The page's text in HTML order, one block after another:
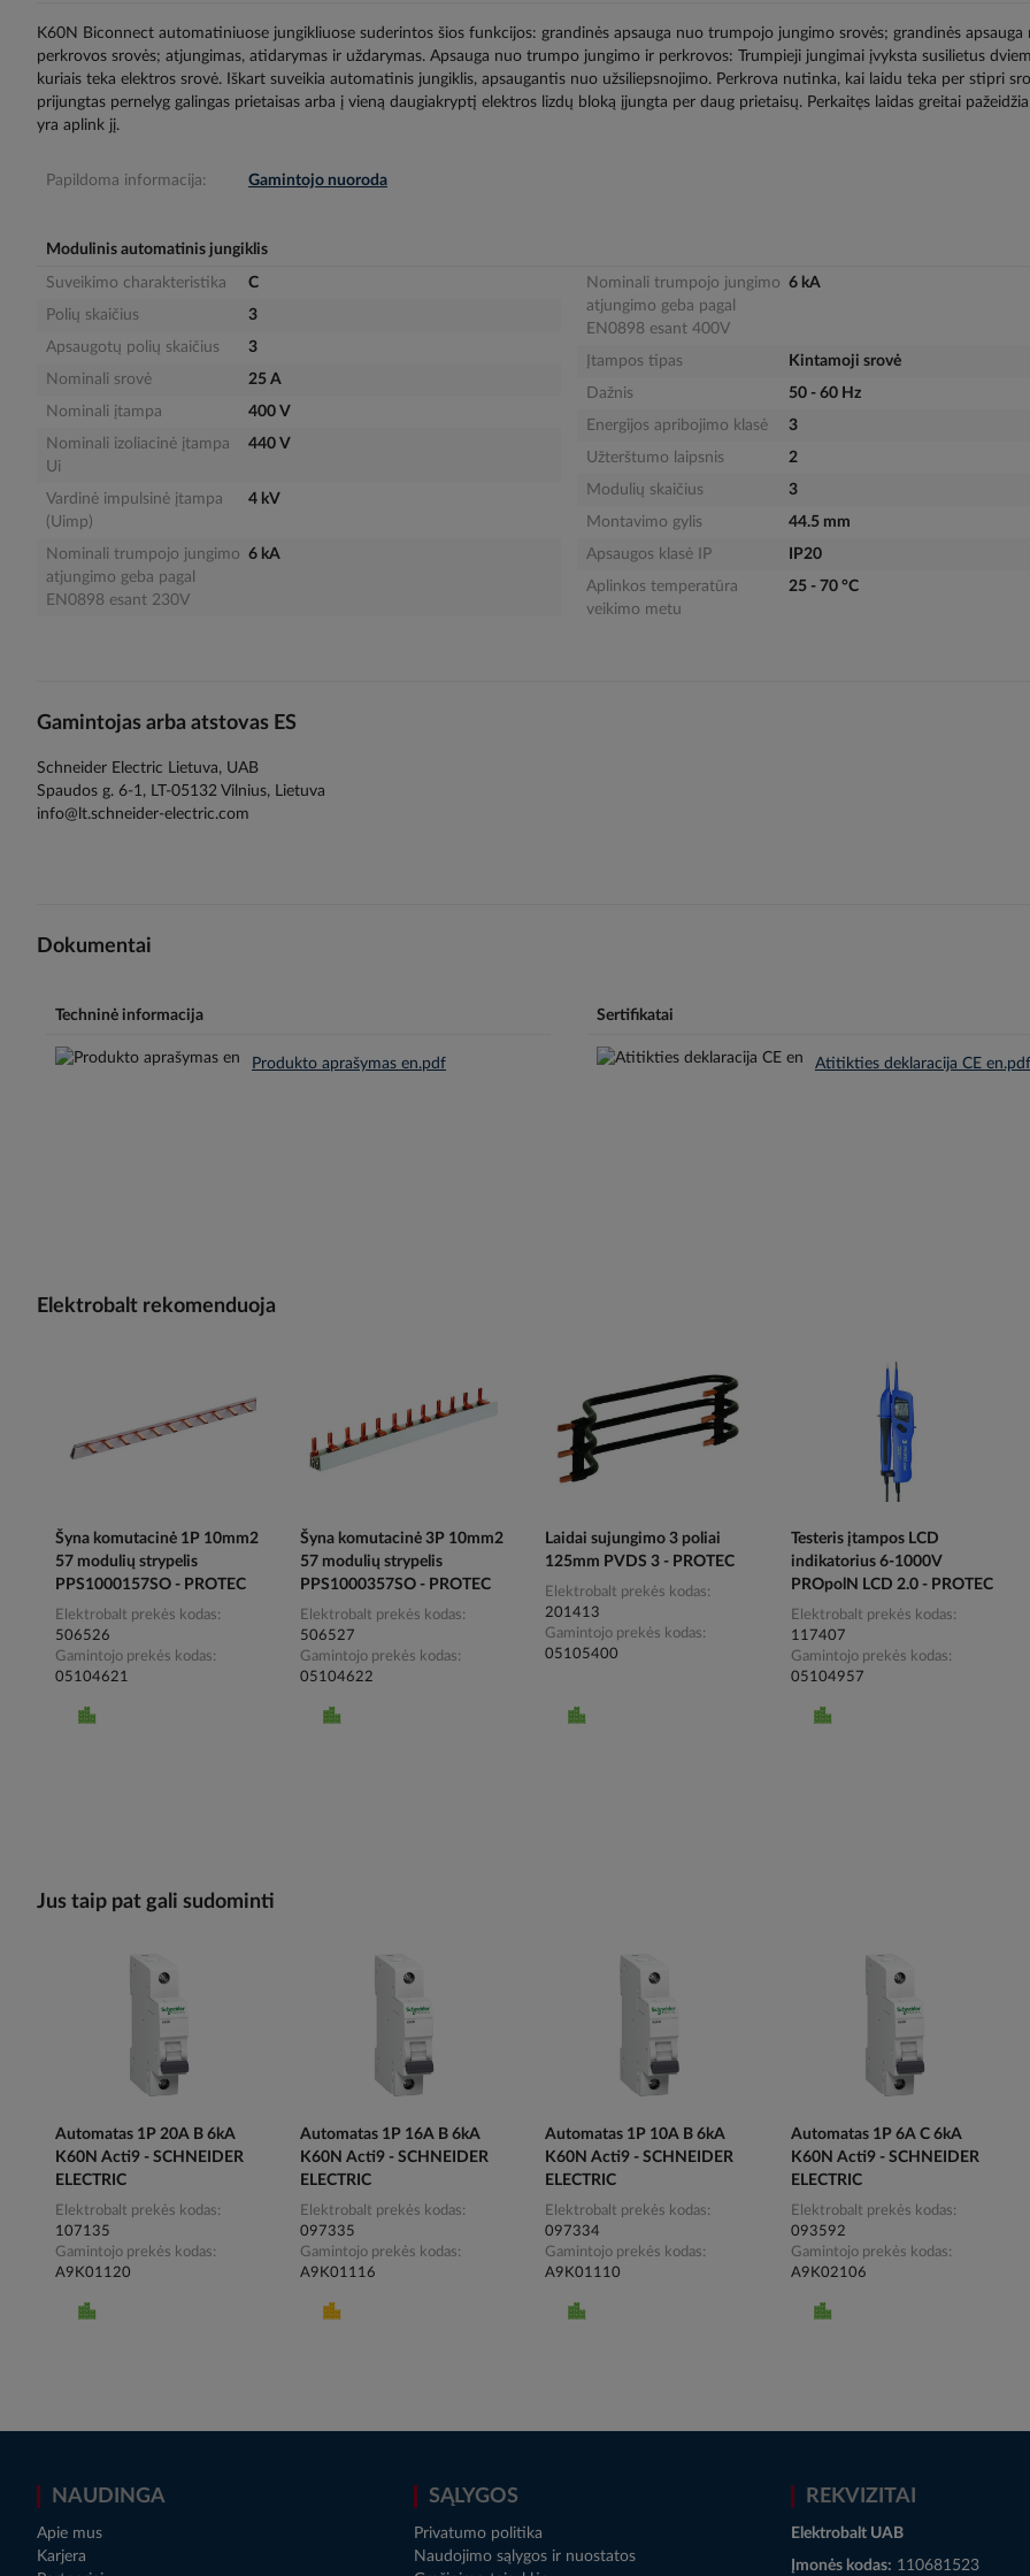
K60N Biconnect automatiniuose jungikliuose suderintos šios funkcijos: grandinės apsauga nuo trumpojo jungimo srovės; grandinės apsauga
perkrovos srovės; atjungimas, atidarymas ir uždarymas. Apsauga nuo trumpo jungimo ir perkrovos: Trumpieji jungimai įvyksta susilietus
kuriais teka elektros srovė. Iškart suveikia automatinis jungiklis, apsaugantis nuo užsiliepsnojimo. Perkrova nutinka, kai laidu teka per stipri
prijungtas pernelyg galingas prietaisas arba į vieną daugiakryptį elektros lizdų bloką įjungta per daug prietaisų. Perkaitęs laidas greitai
yra aplink jį.
Papildoma informacija: Gamintojo nuoroda
Modulinis automatinis jungiklis
Suveikimo charakteristika
C
Polių skaičius
3
Apsaugotų polių skaičius
3
Nominali srovė
25 A
Nominali įtampa
400 V
Nominali izoliacinė įtampa
Ui
440 V
Vardinė impulsinė įtampa
(Uimp)
4 kV
Nominali trumpojo jungimo
atjungimo geba pagal
EN0898 esant 230V
6 kA
Nominali trumpojo jungimo
atjungimo geba pagal
EN0898 esant 400V
6 kA
Įtampos tipas
Kintamoji srovė
Dažnis
50 - 60 Hz
Energijos apribojimo klasė
3
Užterštumo laipsnis
2
Modulių skaičius
3
Montavimo gylis
44.5 mm
Apsaugos klasė IP
IP20
Aplinkos temperatūra
veikimo metu
25 - 70 °C
Gamintojas arba atstovas ES
Schneider Electric Lietuva, UAB
Spaudos g. 6-1, LT-05132 Vilnius, Lietuva
info@lt.schneider-electric.com
Dokumentai
Techninė informacija
Produkto aprašymas en.pdf
Sertifikatai
Atitikties deklaracija CE en.pdf
Elektrobalt rekomenduoja
Šyna komutacinė 1P 10mm2
57 modulių strypelis
PPS1000157SO - PROTEC
Elektrobalt prekės kodas
506526
Gamintojo prekės kodas
05104621
Šyna komutacinė 3P 10mm2
57 modulių strypelis
PPS1000357SO - PROTEC
Elektrobalt prekės kodas
506527
Gamintojo prekės kodas
05104622
Laidai sujungimo 3 poliai
125mm PVDS 3 - PROTEC
Elektrobalt prekės kodas
201413
Gamintojo prekės kodas
05105400
Testeris įtampos LCD
indikatorius 6-1000V
PROpolN LCD 2.0 - PROTEC
Elektrobalt prekės kodas
117407
Gamintojo prekės kodas
05104957
Jus taip pat gali sudominti
Automatas 1P 20A B 6kA
K60N Acti9 - SCHNEIDER
ELECTRIC
Elektrobalt prekės kodas
107135
Gamintojo prekės kodas
A9K01120
Automatas 1P 16A B 6kA
K60N Acti9 - SCHNEIDER
ELECTRIC
Elektrobalt prekės kodas
097335
Gamintojo prekės kodas
A9K01116
Automatas 1P 10A B 6kA
K60N Acti9 - SCHNEIDER
ELECTRIC
Elektrobalt prekės kodas
097334
Gamintojo prekės kodas
A9K01110
Automatas 1P 6A C 6kA
K60N Acti9 - SCHNEIDER
ELECTRIC
Elektrobalt prekės kodas
093592
Gamintojo prekės kodas
A9K02106
NAUDINGA
Apie mus
Karjera
SĄLYGOS
Privatumo politika
Naudojimo sąlygos ir nuostatos
REKVIZITAI
Elektrobalt UAB
Įmonės kodas: 110681523